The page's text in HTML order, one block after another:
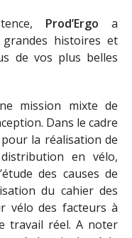
Prod’Ergo a
grandes histoires et
de vos plus belles
mission mixte de
Dans le cadre
pour la réalisation de
en vélo,
des causes de
du cahier des
vélo des facteurs à
travail réel. A noter